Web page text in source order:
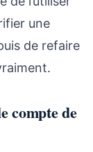
une
de refaire
compte de